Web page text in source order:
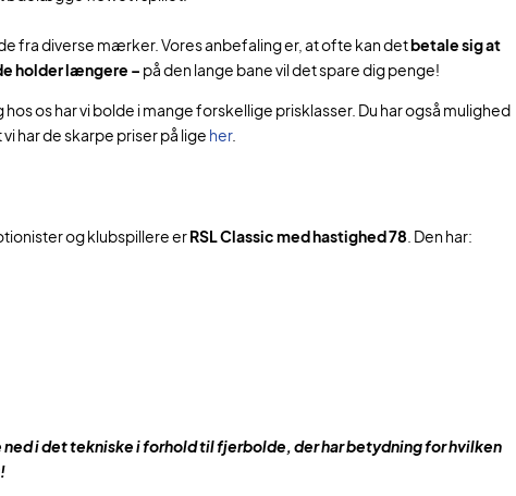
fra diverse mærker. Vores anbefaling er, at ofte kan detbetale sig at
holder længere – på den lange bane vil det spare dig penge!
os har vi bolde i mange forskellige prisklasser. Du har også mulighed
har de skarpe priser på lige her.
og klubspillere erRSL Classic med hastighed 78 . Den har:
i det tekniske i forhold til fjerbolde, der har betydning for hvilken